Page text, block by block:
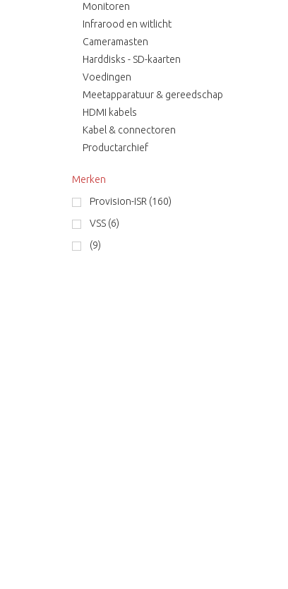
Monitoren
Infrarood en witlicht
Cameramasten
Harddisks - SD-kaarten
Voedingen
Meetapparatuur & gereedschap
HDMI kabels
Kabel & connectoren
Productarchief
Merken
Provision-ISR (160)
VSS (6)
(9)